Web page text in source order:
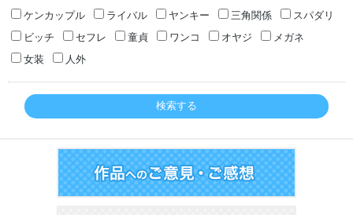
ケンカップル
ライバル ヤンキー 三角関係
スパダリ
ビッチ
セフレ 童貞 ワンコ オヤジ
メガネ
女装
人外
検索する